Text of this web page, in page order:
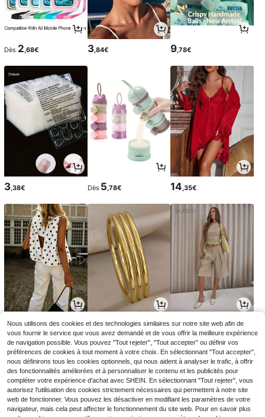
Dès 2,68€ 3,84€ 9,78€
3 ,38€ Dès 5 ,78€ 14 ,35€
10,39€10,49€ Dès3,13€ 19 ,79€
Nous utilisons des cookies et des technologies similaires sur notre site web afin de
vous fournir le service que vous avez demandé et de vous offrir la meilleure expérience
de navigation possible. Vous pouvez "Tout rejeter", "Tout accepter" ou définir vos
préférences de cookies à tout moment à votre choix. En sélectionnant "Tout accepter",
nous définirons tous les cookies optionnels, qui nous aident à analyser le trafic, à offrir
des fonctionnalités améliorées et à personnaliser le contenu et les publicités pour
compléter votre expérience d'achat avec SHEIN. En sélectionnant "Tout rejeter", vous
autorisez l'utilisation des cookies strictement nécessaires qui permettent à notre site
web de fonctionner. Vous pouvez les désactiver en modifiant les paramètres de votre
navigateur, mais cela peut affecter le fonctionnement du site web. Pour en savoir plus